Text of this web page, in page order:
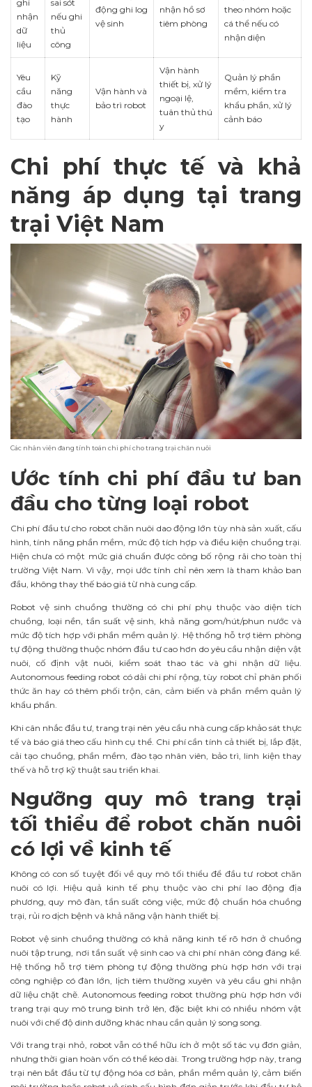
ghi
nhận
dữ
liệu
sai sót
nếu ghi
thủ
công
động ghi log
vệ sinh
nhận hồ sơ
tiêm phòng
theo nhóm hoặc
cá thể nếu có
nhận diện
Yêu
cầu
đào
tạo
Kỹ
năng
thực
hành
Vận hành và
bảo trì robot
Vận hành
thiết bị, xử lý
ngoại lệ,
tuân thủ thú
y
Quản lý phần
mềm, kiểm tra
khẩu phần, xử lý
cảnh báo
Chi phí thực tế và khả
năng áp dụng tại trang
trại Việt Nam
Các nhân viên đang tính toán chi phí cho trang trại chăn nuôi
Ước tính chi phí đầu tư ban
đầu cho từng loại robot
Chi phí đầu tư cho robot chăn nuôi dao động lớn tùy nhà sản xuất, cấu
hình, tính năng phần mềm, mức độ tích hợp và điều kiện chuồng trại.
Hiện chưa có một mức giá chuẩn được công bố rộng rãi cho toàn thị
trường Việt Nam. Vì vậy, mọi ước tính chỉ nên xem là tham khảo ban
đầu, không thay thế báo giá từ nhà cung cấp.
Robot vệ sinh chuồng thường có chi phí phụ thuộc vào diện tích
chuồng, loại nền, tần suất vệ sinh, khả năng gom/hút/phun nước và
mức độ tích hợp với phần mềm quản lý. Hệ thống hỗ trợ tiêm phòng
tự động thường thuộc nhóm đầu tư cao hơn do yêu cầu nhận diện vật
nuôi, cố định vật nuôi, kiểm soát thao tác và ghi nhận dữ liệu.
Autonomous feeding robot có dải chi phí rộng, tùy robot chỉ phân phối
thức ăn hay có thêm phối trộn, cân, cảm biến và phần mềm quản lý
khẩu phần.
Khi cân nhắc đầu tư, trang trại nên yêu cầu nhà cung cấp khảo sát thực
tế và báo giá theo cấu hình cụ thể. Chi phí cần tính cả thiết bị, lắp đặt,
cải tạo chuồng, phần mềm, đào tạo nhân viên, bảo trì, linh kiện thay
thế và hỗ trợ kỹ thuật sau triển khai.
Ngưỡng quy mô trang trại
tối thiểu để robot chăn nuôi
có lợi về kinh tế
Không có con số tuyệt đối về quy mô tối thiểu để đầu tư robot chăn
nuôi có lợi. Hiệu quả kinh tế phụ thuộc vào chi phí lao động địa
phương, quy mô đàn, tần suất công việc, mức độ chuẩn hóa chuồng
trại, rủi ro dịch bệnh và khả năng vận hành thiết bị.
Robot vệ sinh chuồng thường có khả năng kinh tế rõ hơn ở chuồng
nuôi tập trung, nơi tần suất vệ sinh cao và chi phí nhân công đáng kể.
Hệ thống hỗ trợ tiêm phòng tự động thường phù hợp hơn với trại
công nghiệp có đàn lớn, lịch tiêm thường xuyên và yêu cầu ghi nhận
dữ liệu chặt chẽ. Autonomous feeding robot thường phù hợp hơn với
trang trại quy mô trung bình trở lên, đặc biệt khi có nhiều nhóm vật
nuôi với chế độ dinh dưỡng khác nhau cần quản lý song song.
Với trang trại nhỏ, robot vẫn có thể hữu ích ở một số tác vụ đơn giản,
nhưng thời gian hoàn vốn có thể kéo dài. Trong trường hợp này, trang
trại nên bắt đầu từ tự động hóa cơ bản, phần mềm quản lý, cảm biến